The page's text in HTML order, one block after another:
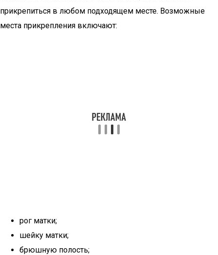
прикрепиться в любом подходящем месте. Возможные
места прикрепления включают:
рог матки;
шейку матки;
брюшную полость;